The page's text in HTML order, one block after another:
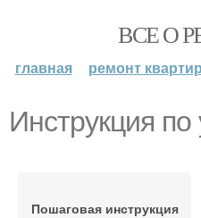
ВСЕ О
главная ремонт квартир
Инструкция по
Пошаговая инструкция